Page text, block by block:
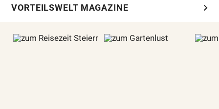
VORTEILSWELT MAGAZINE chevron_right